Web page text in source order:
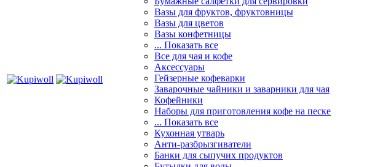
Вазы для фруктов, фруктовницы
Вазы для цветов
Вазы конфетницы
... Показать все
Все для чая и кофе
Аксессуары
Гейзерные кофеварки
Заварочные чайники и заварники для чая
Кофейники
Наборы для приготовления кофе на песке
... Показать все
Кухонная утварь
Анти-разбрызгиватели
Банки для сыпучих продуктов